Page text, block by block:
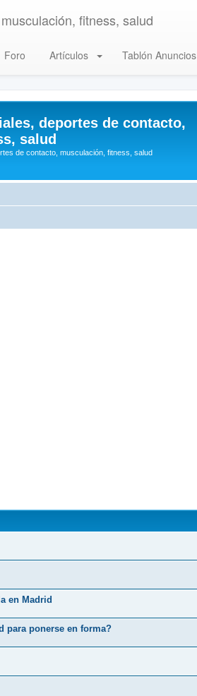
fitness, salud
Foro Artículos Tablón Anuncios
deportes de contacto,
salud
de contacto, musculación, fitness, salud
en Madrid
para ponerse en forma?